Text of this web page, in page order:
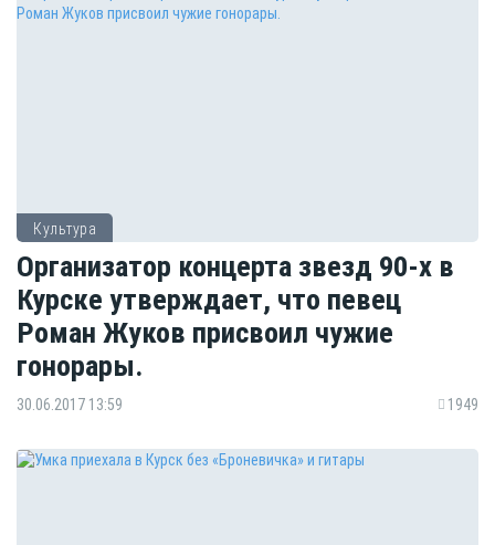
Культура
Организатор концерта звезд 90-х в
Курске утверждает, что певец
Роман Жуков присвоил чужие
гонорары.
30.06.2017 13:59 1949